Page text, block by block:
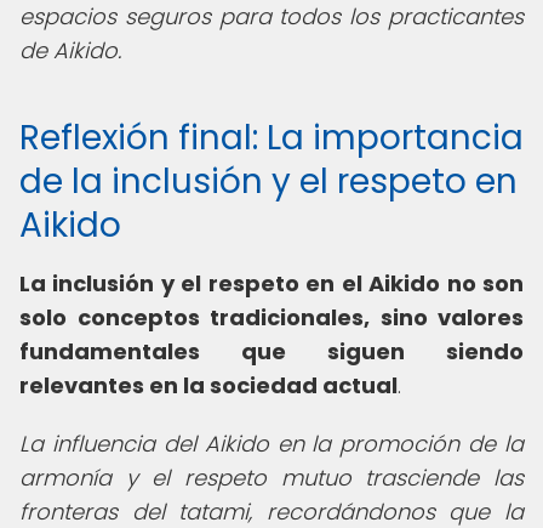
espacios seguros para todos los practicantes
de Aikido.
Reflexión final: La importancia
de la inclusión y el respeto en
Aikido
La inclusión y el respeto en el Aikido no son
solo conceptos tradicionales, sino valores
fundamentales que siguen siendo
relevantes en la sociedad actual.
La influencia del Aikido en la promoción de la
armonía y el respeto mutuo trasciende las
fronteras del tatami, recordándonos que la